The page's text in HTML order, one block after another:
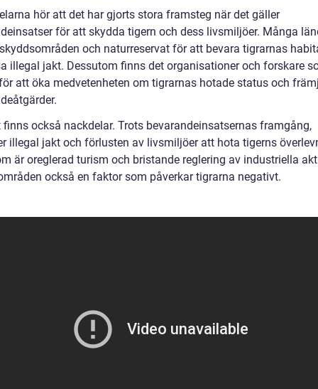
hör att det har gjorts stora framsteg när det gäller
för att skydda tigern och dess livsmiljöer. Många
och naturreservat för att bevara tigrarnas
illegal jakt. Dessutom finns det organisationer och forskare
att öka medvetenheten om tigrarnas hotade status och
finns också nackdelar. Trots bevarandeinsatsernas framgång,
illegal jakt och förlusten av livsmiljöer att hota tigerns
är oreglerad turism och bristande reglering av industriella
också en faktor som påverkar tigrarna negativt.